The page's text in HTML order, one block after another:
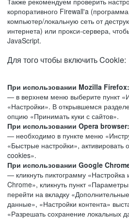
корпоративного Firewall'a
компьютер/локальную сеть от
интернета) или прокси-сервера,
JavaScript.
Для того чтобы включить Cookie:
При использовании Mozilla Firefox:
— в верхнем меню выберите пункт
«Настройки». В открывшемся
опцию «Принимать куки с сайтов».
При использовании Opera browser:
— необходимо в пункте меню
«Быстрые настройки», активировать
cookies».
При использовании Google
— кликнуть пиктограмму
Chrome», кликнуть пункт
перейти на вкладку
данные», «Настройки контента»
«Разрешать сохранение локальных